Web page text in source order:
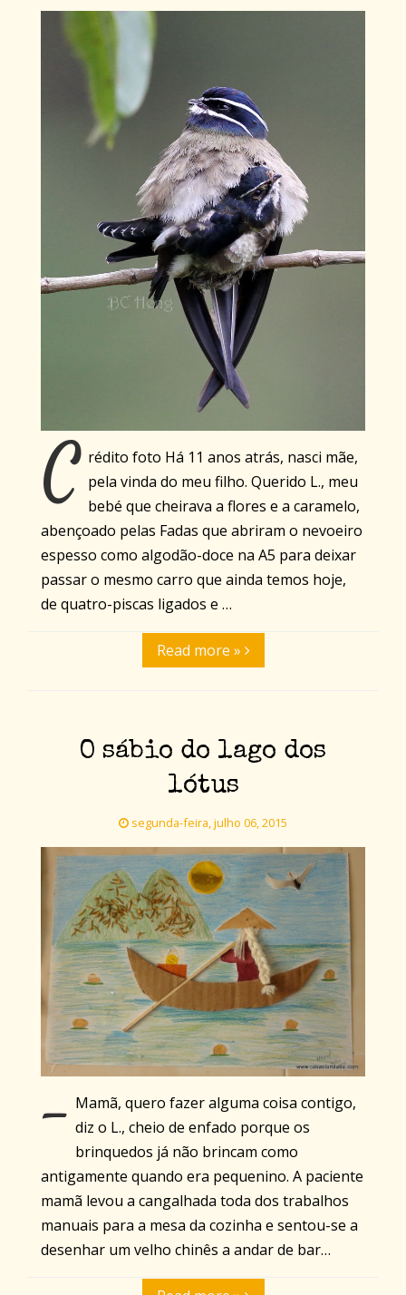
C rédito foto Há 11 anos atrás, nasci mãe,
pela vinda do meu filho. Querido L., meu
bebé que cheirava a flores e a caramelo,
abençoado pelas Fadas que abriram o nevoeiro
espesso como algodão-doce na A5 para deixar
passar o mesmo carro que ainda temos hoje,
de quatro-piscas ligados e …
Read more »
O sábio do lago dos
lótus
segunda-feira, julho 06, 2015
- Mamã, quero fazer alguma coisa contigo,
diz o L., cheio de enfado porque os
brinquedos já não brincam como
antigamente quando era pequenino. A paciente
mamã levou a cangalhada toda dos trabalhos
manuais para a mesa da cozinha e sentou-se a
desenhar um velho chinês a andar de bar…